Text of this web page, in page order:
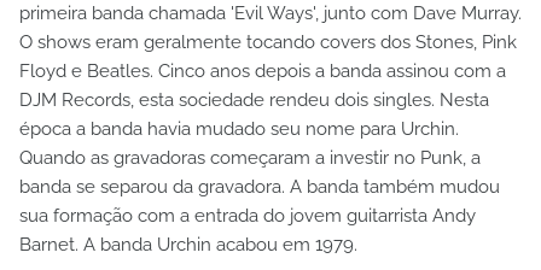
primeira banda chamada 'Evil Ways', junto com Dave Murray.
O shows eram geralmente tocando covers dos Stones, Pink
Floyd e Beatles. Cinco anos depois a banda assinou com a
DJM Records, esta sociedade rendeu dois singles. Nesta
época a banda havia mudado seu nome para Urchin.
Quando as gravadoras começaram a investir no Punk, a
banda se separou da gravadora. A banda também mudou
sua formação com a entrada do jovem guitarrista Andy
Barnet. A banda Urchin acabou em 1979.